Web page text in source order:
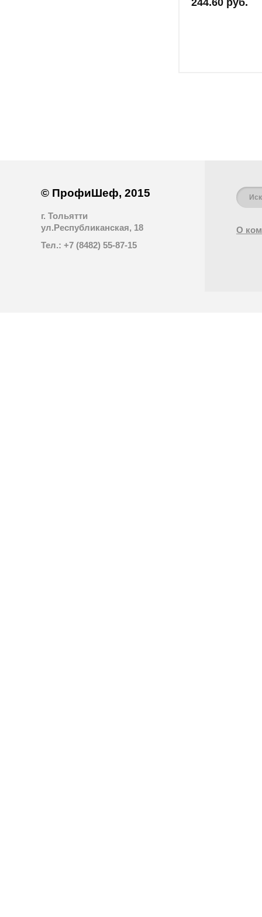
244.60 руб.
© ПрофиШеф, 2015
г. Тольятти
ул.Республиканская, 18
Тел.: +7 (8482) 55-87-15
О